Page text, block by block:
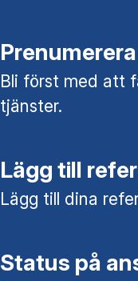
Bli först med att
tjänster.
Lägg till
Lägg till dina
Status på